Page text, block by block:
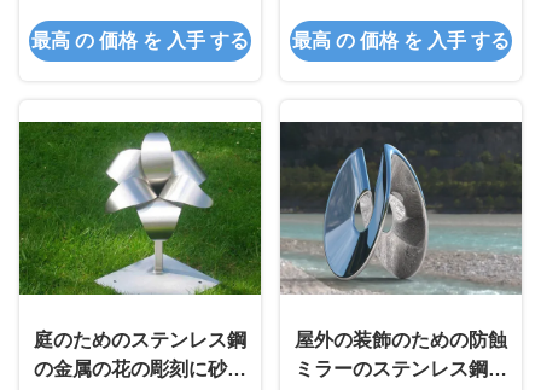
サーの彫刻250cmの高さ
最高 の 価格 を 入手 する
最高 の 価格 を 入手 する
庭のためのステンレス鋼
の金属の花の彫刻に砂を
屋外の装飾のための防蝕
ミラーのステンレス鋼の